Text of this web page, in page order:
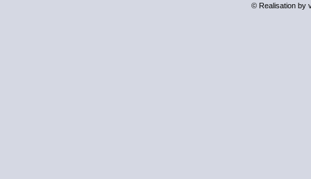
© Realisation by